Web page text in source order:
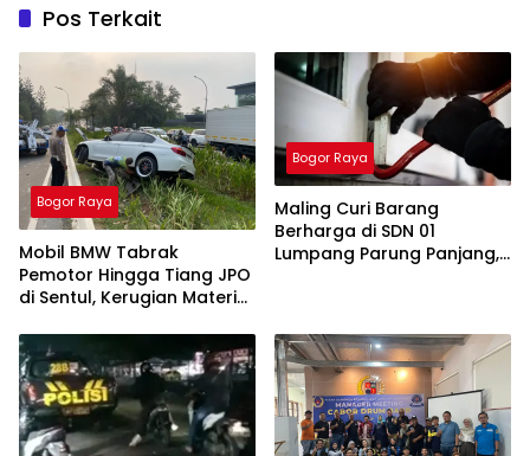
Pos Terkait
Bogor Raya
Mobil BMW Tabrak
Pemotor Hingga Tiang JPO
di Sentul, Kerugian Materi
Bogor Raya
Maling Curi Barang
Berharga di SDN 01
Lumpang Parung Panjang,